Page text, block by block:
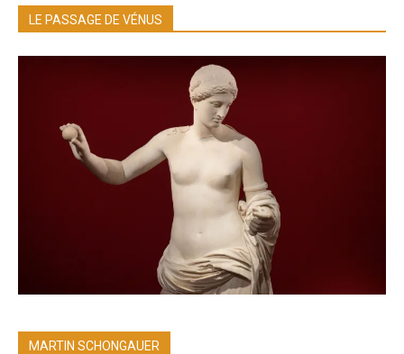
LE PASSAGE DE VÉNUS
MARTIN SCHONGAUER